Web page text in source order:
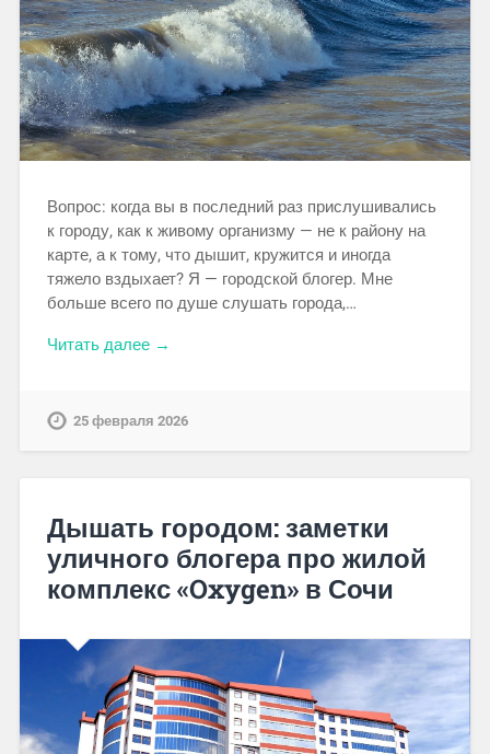
Вопрос: когда вы в последний раз прислушивались
к городу, как к живому организму — не к району на
карте, а к тому, что дышит, кружится и иногда
тяжело вздыхает? Я — городской блогер. Мне
больше всего по душе слушать города,…
Читать далее →
25 февраля 2026
Дышать городом: заметки
уличного блогера про жилой
комплекс «Oxygen» в Сочи